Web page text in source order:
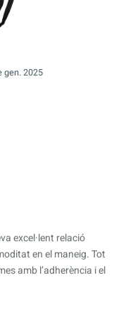
gen. 2025
excel·lent relació
en el maneig. Tot
amb l’adherència i el